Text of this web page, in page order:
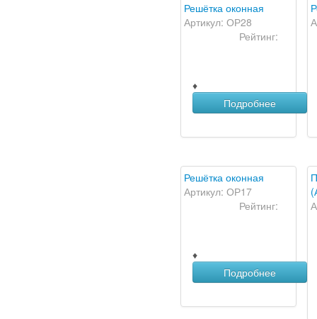
Решётка оконная
Артикул: ОР28
Рейтинг:
♦
Подробнее
Решётка оконная
Артикул: ОР17
Рейтинг:
♦
Подробнее